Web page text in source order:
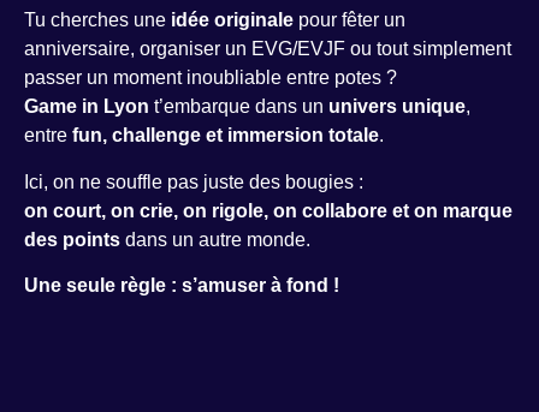
Tu cherches une idée originale pour fêter un
anniversaire, organiser un EVG/EVJF ou tout simplement
passer un moment inoubliable entre potes ?
Game in Lyon t’embarque dans un univers unique,
entre fun, challenge et immersion totale.
Ici, on ne souffle pas juste des bougies :
on court, on crie, on rigole, on collabore et on marque
des points dans un autre monde.
Une seule règle : s’amuser à fond !